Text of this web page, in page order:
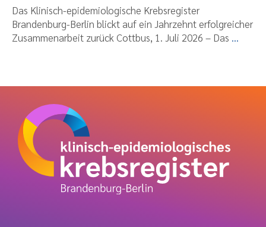
Das Klinisch-epidemiologische Krebsregister
Brandenburg-Berlin blickt auf ein Jahrzehnt erfolgreicher
Zusammenarbeit zurück Cottbus, 1. Juli 2026 – Das ...